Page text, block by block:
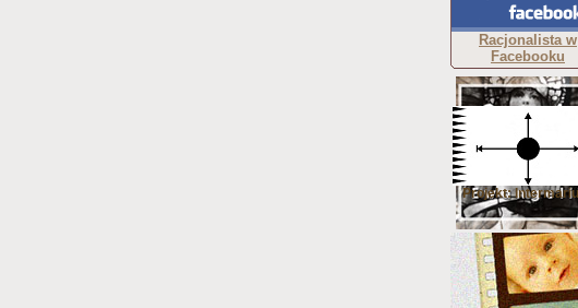
Racjonalista w
Facebooku